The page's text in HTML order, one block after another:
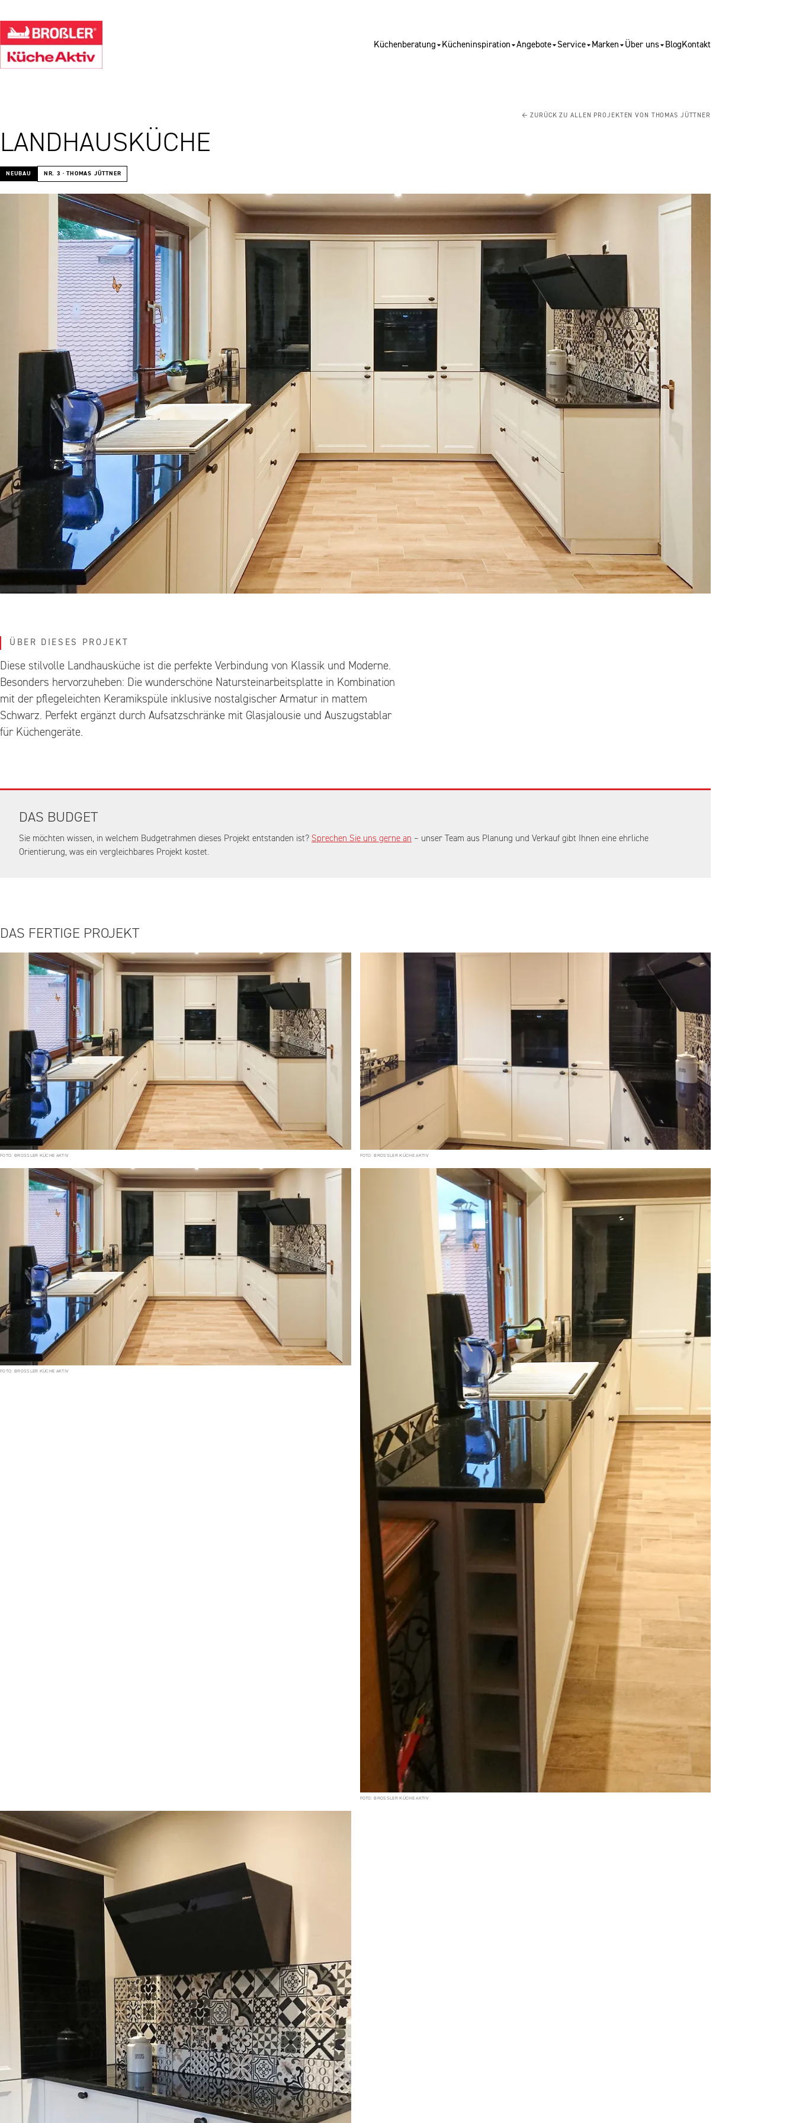
Küchenberatung Kücheninspiration Angebote Service Marken Über uns Blog Kontakt
← ZURÜCK ZU ALLEN PROJEKTEN VON THOMAS JÜTTNER
LANDHAUSKÜCHE
NEUBAU NR. 3 · THOMAS JÜTTNER
ÜBER DIESES PROJEKT
Diese stilvolle Landhausküche ist die perfekte Verbindung von Klassik und Moderne.
Besonders hervorzuheben: Die wunderschöne Natursteinarbeitsplatte in Kombination
mit der pflegeleichten Keramikspüle inklusive nostalgischer Armatur in mattem
Schwarz. Perfekt ergänzt durch Aufsatzschränke mit Glasjalousie und Auszugstablar
für Küchengeräte.
DAS BUDGET
Sie möchten wissen, in welchem Budgetrahmen dieses Projekt entstanden ist? Sprechen Sie uns gerne an – unser Team aus Planung und Verkauf gibt Ihnen eine ehrliche
Orientierung, was ein vergleichbares Projekt kostet.
DAS FERTIGE PROJEKT
FOTO: BROSSLER KÜCHE AKTIV FOTO: BROSSLER KÜCHE AKTIV
FOTO: BROSSLER KÜCHE AKTIV
FOTO: BROSSLER KÜCHE AKTIV